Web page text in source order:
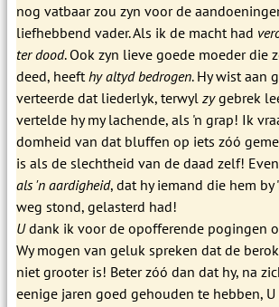
nog vatbaar zou zyn voor de
liefhebbend vader. Als ik de macht had
ter dood. Ook zyn lieve goede moeder die
deed, heeft hy altyd bedrogen. Hy wist aan
verteerde dat liederlyk, terwyl zygebrek
vertelde hy my lachende, als 'n grap! Ik
domheid van dat bluffen op iets zóó
is als de slechtheid van de daad zelf!
als 'n aardigheid, dat hy iemand die hem by
weg stond, gelasterd had!
Udank ik voor de opofferende pogingen
Wy mogen van geluk spreken dat de
niet grooter is! Beter zóó dan dat hy, na
eenige jaren goed gehouden te hebben, U